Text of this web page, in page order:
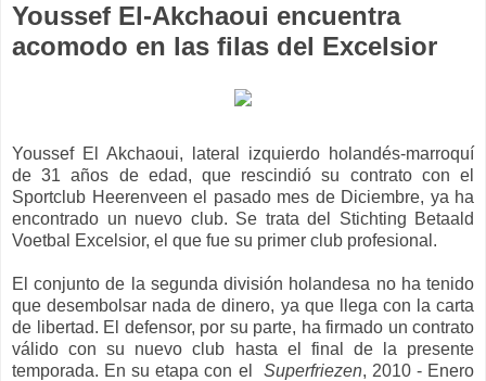
Youssef El-Akchaoui encuentra
acomodo en las filas del Excelsior
Youssef El Akchaoui, lateral izquierdo holandés-marroquí
de 31 años de edad, que rescindió su contrato con el
Sportclub Heerenveen el pasado mes de Diciembre, ya ha
encontrado un nuevo club. Se trata del Stichting Betaald
Voetbal Excelsior, el que fue su primer club profesional.
El conjunto de la segunda división holandesa no ha tenido
que desembolsar nada de dinero, ya que llega con la carta
de libertad. El defensor, por su parte, ha firmado un contrato
válido con su nuevo club hasta el final de la presente
temporada. En su etapa con el
Superfriezen, 2010 - Enero